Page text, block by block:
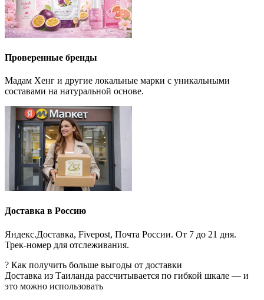
Проверенные бренды
Мадам Хенг и другие локальные марки с уникальными
составами на натуральной основе.
Доставка в Россию
Яндекс.Доставка, Fivepost, Почта России. От 7 до 21 дня.
Трек‑номер для отслеживания.
? Как получить больше выгоды от доставки
Доставка из Таиланда рассчитывается по гибкой шкале — и
это можно использовать